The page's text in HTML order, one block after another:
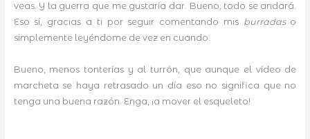
veas. Y la guerra que me gustaría dar. Bueno, todo se andará.
Eso sí, gracias a ti por seguir comentando mis burradaso
simplemente leyéndome de vez en cuando.
Bueno, menos tonterías y al turrón, que aunque el vídeo de
marcheta se haya retrasado un día eso no significa que no
tenga una buena razón. Enga, ¡a mover el esqueleto!